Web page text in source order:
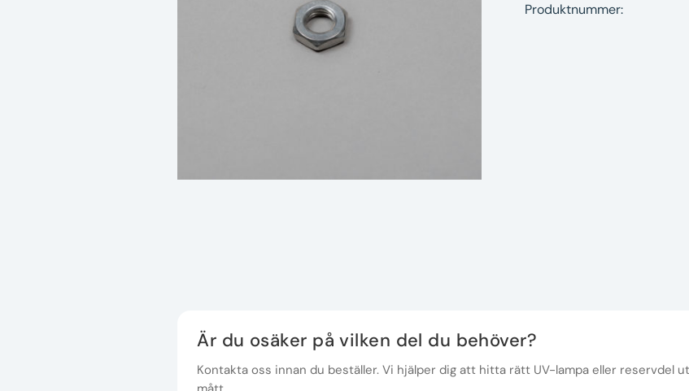
Produktnummer:
Är du osäker på vilken del du behöver?
Kontakta oss innan du beställer. Vi hjälper dig att hitta rätt UV-lampa eller reservdel